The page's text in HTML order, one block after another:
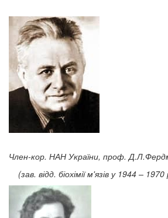
Член-кор. НАН України,
(зав. відд. біохімії м'язів у 1944 –